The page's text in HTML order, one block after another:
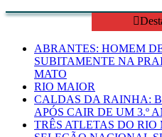
ABRANTES: HOMEM
SUBITAMENTE NA
MATO
RIO MAIOR
CALDAS DA RAINHA:
APÓS CAIR DE UM 3.º
TRÊS ATLETAS DO